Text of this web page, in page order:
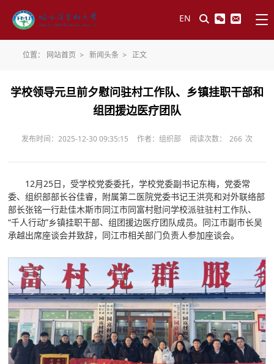
EN
位置： 网站首页 > 新闻头条 > 正文
学校领导元旦前夕慰问驻村工作队、乡镇挂职干部和
组团援边医疗团队
发布时间：2025-12-30 09:35:15 作者：组织部 阅读次数： 266 次
12月25日，受学校党委委托，学校党委副书记东梅，党委常
委、组织部部长谷佳睿，附属第二医院党委书记王洪亮和对外联络部
部长张铭一行赴佳木斯市同江市同富村慰问学校派驻驻村工作队、
“千人行动”乡镇挂职干部、组团援边医疗团队成员。同江市副市长吴
承越出席座谈会并致辞，同江市相关部门负责人参加座谈会。